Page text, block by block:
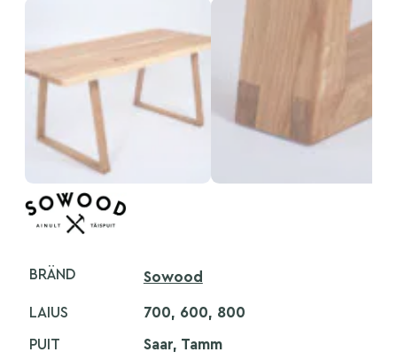
BRÄND Sowood
LAIUS 700, 600, 800
PUIT Saar, Tamm